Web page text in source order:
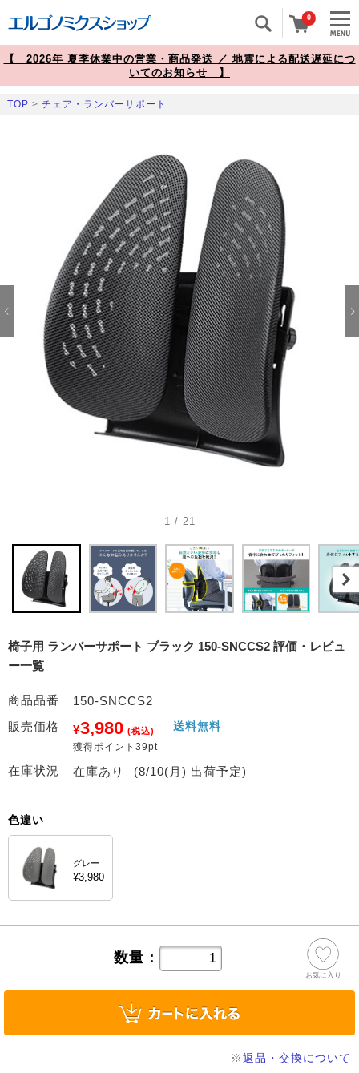
0
【 2026年 夏季休業中の営業・商品発送 ／ 地震による配送遅延につ
いてのお知らせ 】
TOP > チェア・ランバーサポート
1 / 21
椅子用 ランバーサポート ブラック 150-SNCCS2 評価・レビュ
ー一覧
商品品番
150-SNCCS2
販売価格
¥3,980 (税込)
獲得ポイント39pt
送料無料
在庫状況 在庫あり (8/10(月) 出荷予定)
色違い
グレー
¥3,980
数量：
お気に入り
※返品・交換について